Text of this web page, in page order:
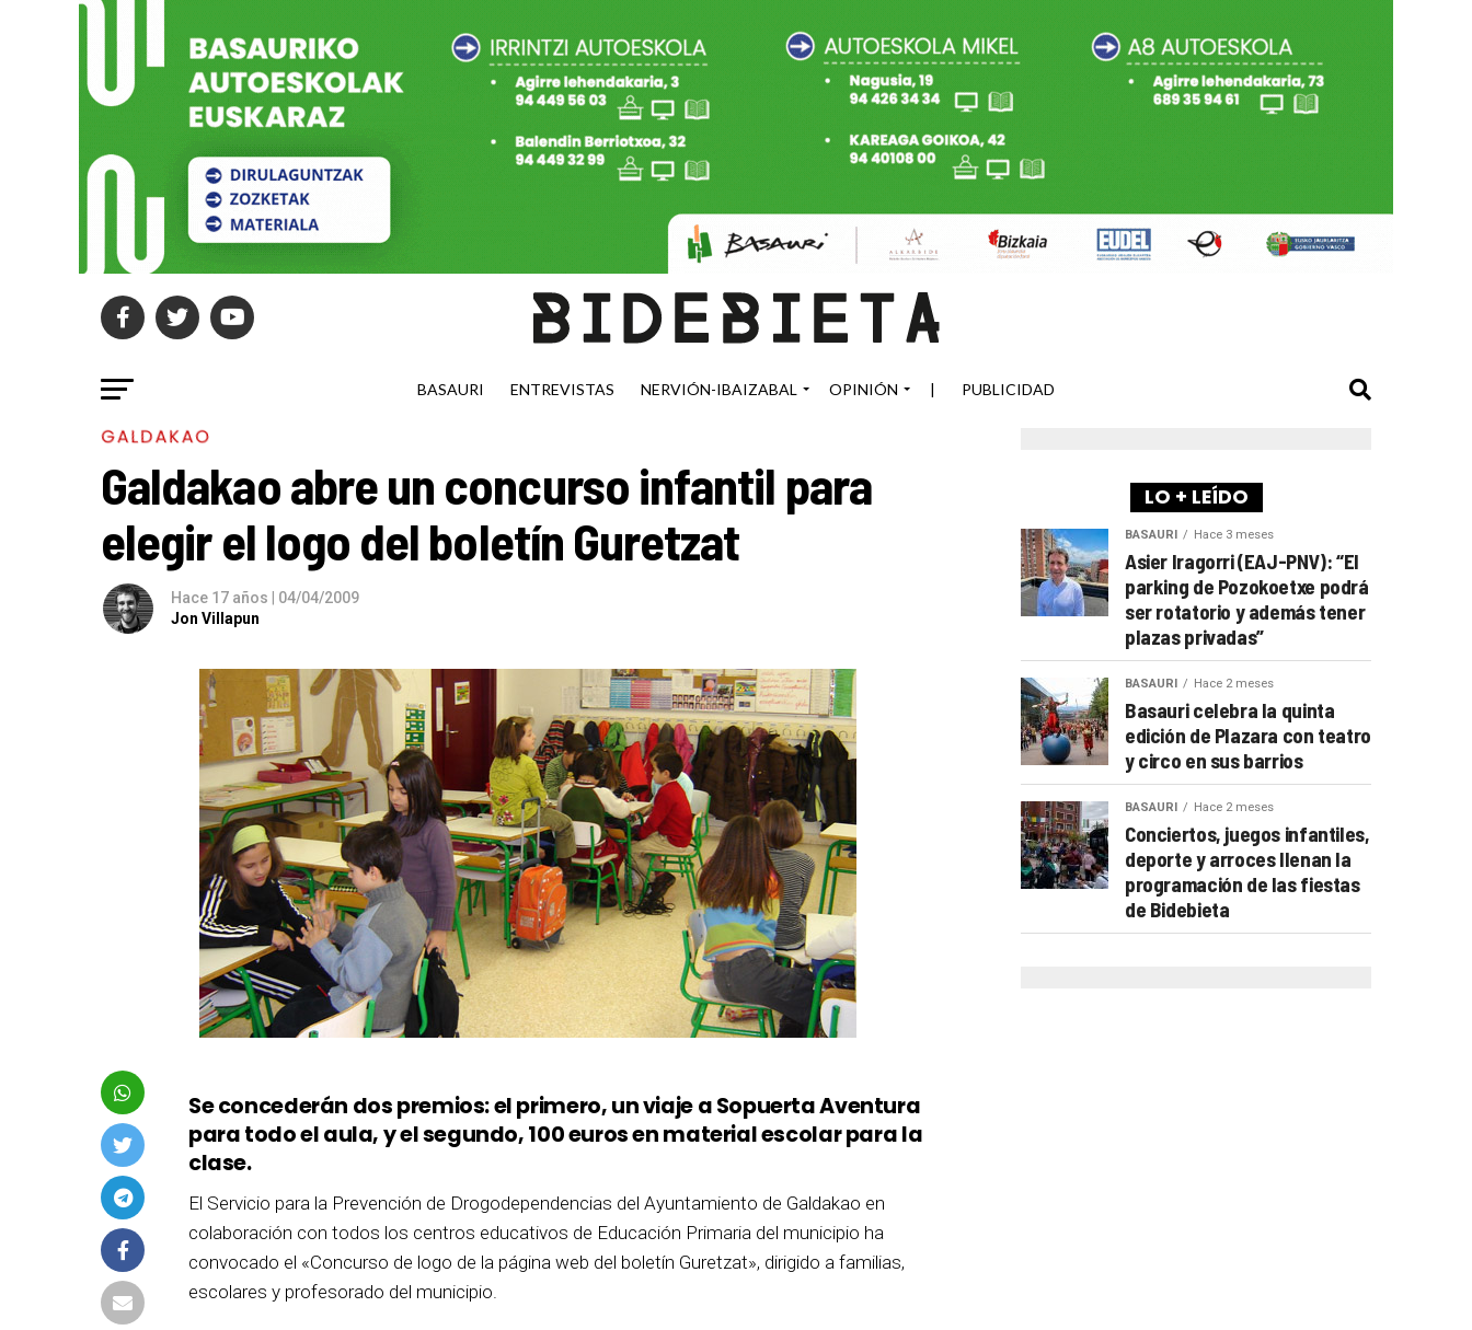
BASAURI ENTREVISTAS NERVIÓN-IBAIZABAL OPINIÓN | PUBLICIDAD
GALDAKAO
Galdakao abre un concurso infantil para
elegir el logo del boletín Guretzat
Hace 17 años | 04/04/2009
Jon Villapun
Se concederán dos premios: el primero, un viaje a Sopuerta Aventura
para todo el aula, y el segundo, 100 euros en material escolar para la
clase.
El Servicio para la Prevención de Drogodependencias del Ayuntamiento de Galdakao en
colaboración con todos los centros educativos de Educación Primaria del municipio ha
convocado el «Concurso de logo de la página web del boletín Guretzat», dirigido a familias,
escolares y profesorado del municipio.
LO + LEÍDO
BASAURI Hace 3 meses
Asier Iragorri (EAJ-PNV): “El
parking de Pozokoetxe podrá
ser rotatorio y además tener
plazas privadas”
BASAURI Hace 2 meses
Basauri celebra la quinta
edición de Plazara con teatro
y circo en sus barrios
BASAURI Hace 2 meses
Conciertos, juegos infantiles,
deporte y arroces llenan la
programación de las fiestas
de Bidebieta